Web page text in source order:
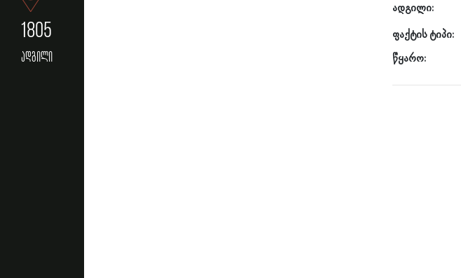
1805
ადგილი
ადგილი:
ფაქტის ტიპი:
წყარო: